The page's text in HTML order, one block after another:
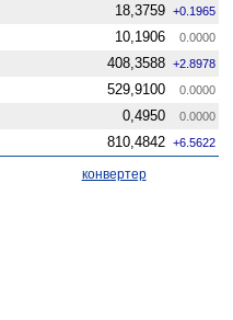
18,3759 +0.1965
10,1906 0.0000
408,3588 +2.8978
529,9100 0.0000
0,4950 0.0000
810,4842 +6.5622
конвертер